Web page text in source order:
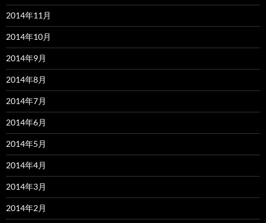
2014年11月
2014年10月
2014年9月
2014年8月
2014年7月
2014年6月
2014年5月
2014年4月
2014年3月
2014年2月